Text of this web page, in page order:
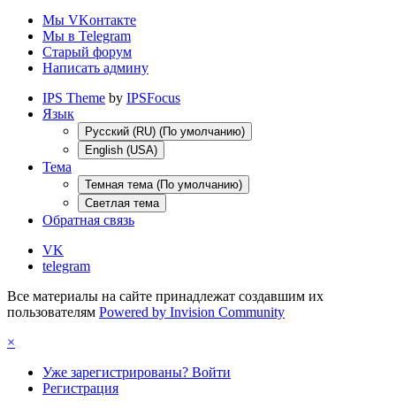
Мы VKонтакте
Мы в Telegram
Старый форум
Написать админу
IPS Theme by IPSFocus
Язык
Русский (RU) (По умолчанию)
English (USA)
Тема
Темная тема (По умолчанию)
Светлая тема
Обратная связь
VK
telegram
Все материалы на сайте принадлежат создавшим их
пользователям Powered by Invision Community
×
Уже зарегистрированы? Войти
Регистрация